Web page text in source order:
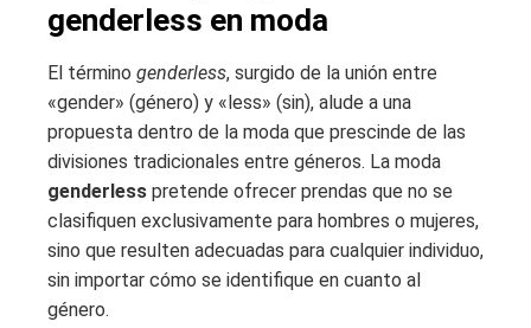
genderless en moda
El término genderless, surgido de la unión entre
«gender» (género) y «less» (sin), alude a una
propuesta dentro de la moda que prescinde de las
divisiones tradicionales entre géneros. La moda
genderless pretende ofrecer prendas que no se
clasifiquen exclusivamente para hombres o mujeres,
sino que resulten adecuadas para cualquier individuo,
sin importar cómo se identifique en cuanto al
género.